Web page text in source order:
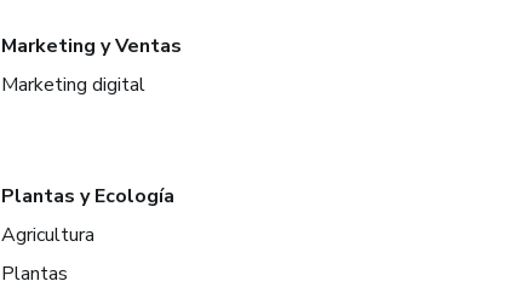
Marketing y Ventas
Marketing digital
Plantas y Ecología
Agricultura
Plantas